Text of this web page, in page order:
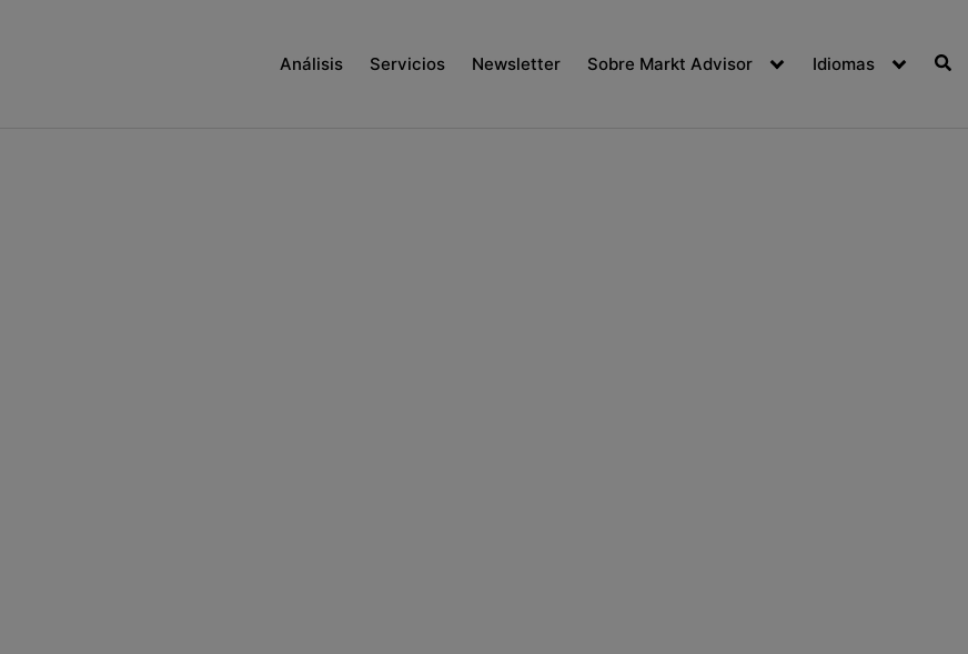
Análisis Servicios Newsletter Sobre Markt Advisor Idiomas